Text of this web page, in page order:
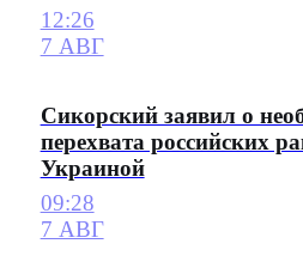
12:26
7 АВГ
Сикорский заявил о
перехвата российских
Украиной
09:28
7 АВГ